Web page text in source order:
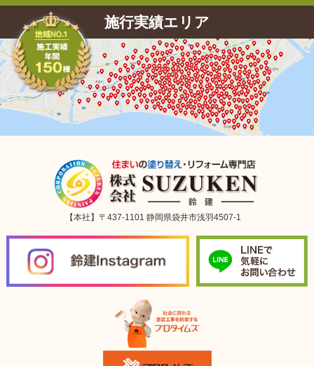
施行実績エリア
【本社】〒437-1101 静岡県袋井市浅羽4507-1